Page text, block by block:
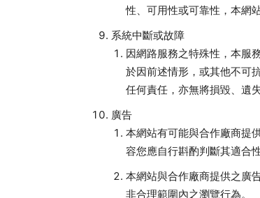
性、可用性或可靠性，本網
系統中斷或故障
因網路服務之特殊性，本服
於因前述情形，或其他不可
任何責任，亦無將損毀、遺
廣告
本網站有可能與合作廠商提
容您應自行斟酌判斷其適合
本網站與合作廠商提供之廣
非合理範圍內之瀏覽行為。